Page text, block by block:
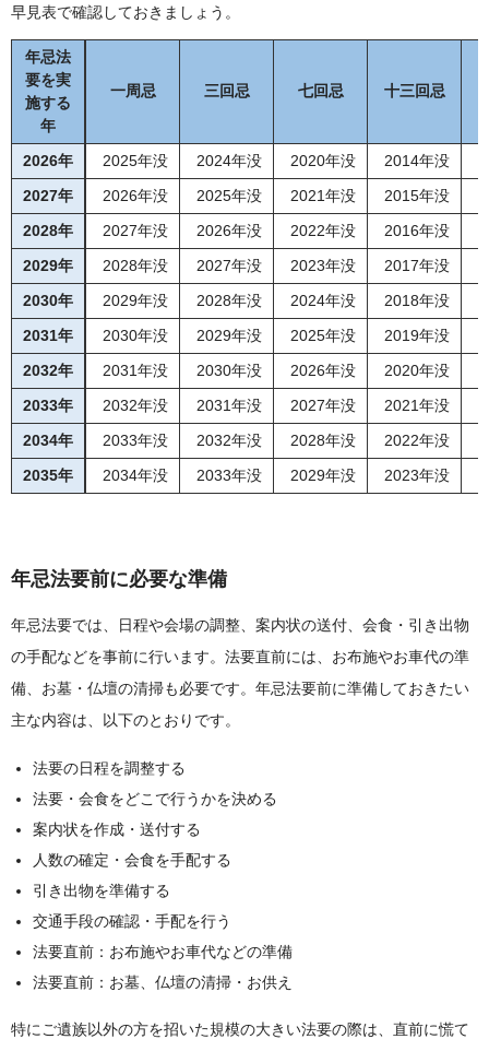
早見表で確認しておきましょう。
年忌法
要を実
施する
年
一周忌 三回忌 七回忌 十三回忌
2026年 2025年没 2024年没 2020年没 2014年没
2027年
2026年没 2025年没 2021年没 2015年没
2028年
2027年没 2026年没 2022年没 2016年没
2029年
2028年没 2027年没 2023年没 2017年没
2030年
2029年没 2028年没 2024年没 2018年没
2031年
2030年没 2029年没 2025年没 2019年没
2032年
2031年没 2030年没 2026年没 2020年没
2033年
2032年没 2031年没 2027年没 2021年没
2034年
2033年没 2032年没 2028年没 2022年没
2035年
2034年没 2033年没 2029年没 2023年没
年忌法要前に必要な準備
年忌法要では、日程や会場の調整、案内状の送付、会食・引き出物
の手配などを事前に行います。法要直前には、お布施やお車代の準
備、お墓・仏壇の清掃も必要です。年忌法要前に準備しておきたい
主な内容は、以下のとおりです。
法要の日程を調整する
法要・会食をどこで行うかを決める
案内状を作成・送付する
人数の確定・会食を手配する
引き出物を準備する
交通手段の確認・手配を行う
法要直前：お布施やお車代などの準備
法要直前：お墓、仏壇の清掃・お供え
特にご遺族以外の方を招いた規模の大きい法要の際は、直前に慌て